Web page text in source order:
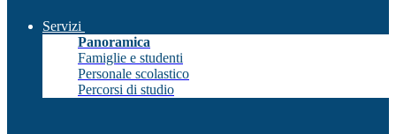
Servizi
Panoramica
Famiglie e studenti
Personale scolastico
Percorsi di studio